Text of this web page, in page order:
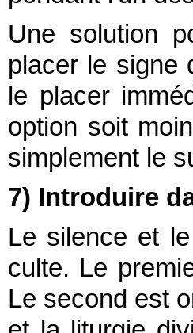
Une solution
placer le signe
le placer
option soit
simplement le
7) Introduire
Le silence et
culte. Le
Le second est